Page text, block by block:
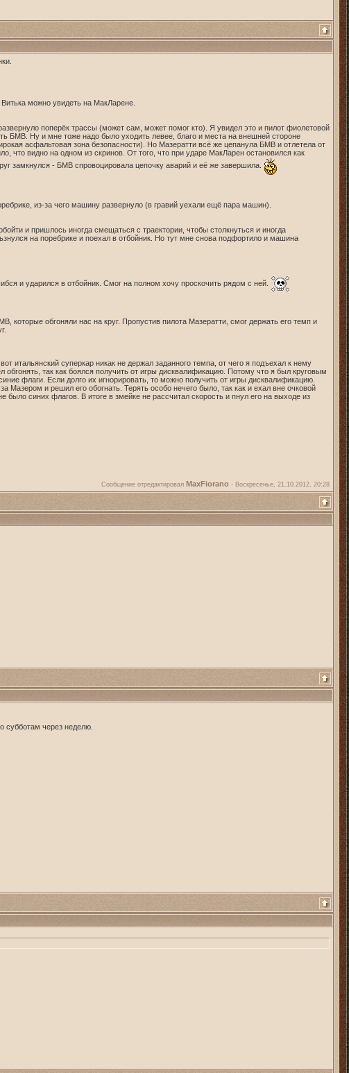
можно увидеть на МакЛарене.
поперёк трассы (может сам, может помог кто). Я увидел это и пилот фиолетовой
БМВ. Ну и мне тоже надо было уходить левее, благо и места на внешней стороне
асфальтовая зона безопасности). Но Мазератти всё же цепанула БМВ и отлетела от
что видно на одном из скринов. От того, что при ударе МакЛарен остановился как
замкнулся - БМВ спровоцировала цепочку аварий и её же завершила.
из-за чего машину развернуло (в гравий уехали ещё пара машин).
и пришлось иногда смещаться с траектории, чтобы столкнуться и иногда
на поребрике и поехал в отбойник. Но тут мне снова подфортило и машина
и ударился в отбойник. Смог на полном хочу проскочить рядом с ней.
обгоняли нас на круг. Пропустив пилота Мазератти, смог держать его темп и
суперкар никак не держал заданного темпа, от чего я подъехал к нему
так как боялся получить от игры дисквалификацию. Потому что я был круговым
флаги. Если долго их игнорировать, то можно получить от игры дисквалификацию.
Мазером и решил его обогнать. Терять особо нечего было, так как и ехал вне очковой
синих флагов. В итоге в змейке не рассчитал скорость и пнул его на выходе из
Сообщение отредактировал MaxFiorano - Воскресенье, 21.10.2012, 20:28
субботам через неделю.